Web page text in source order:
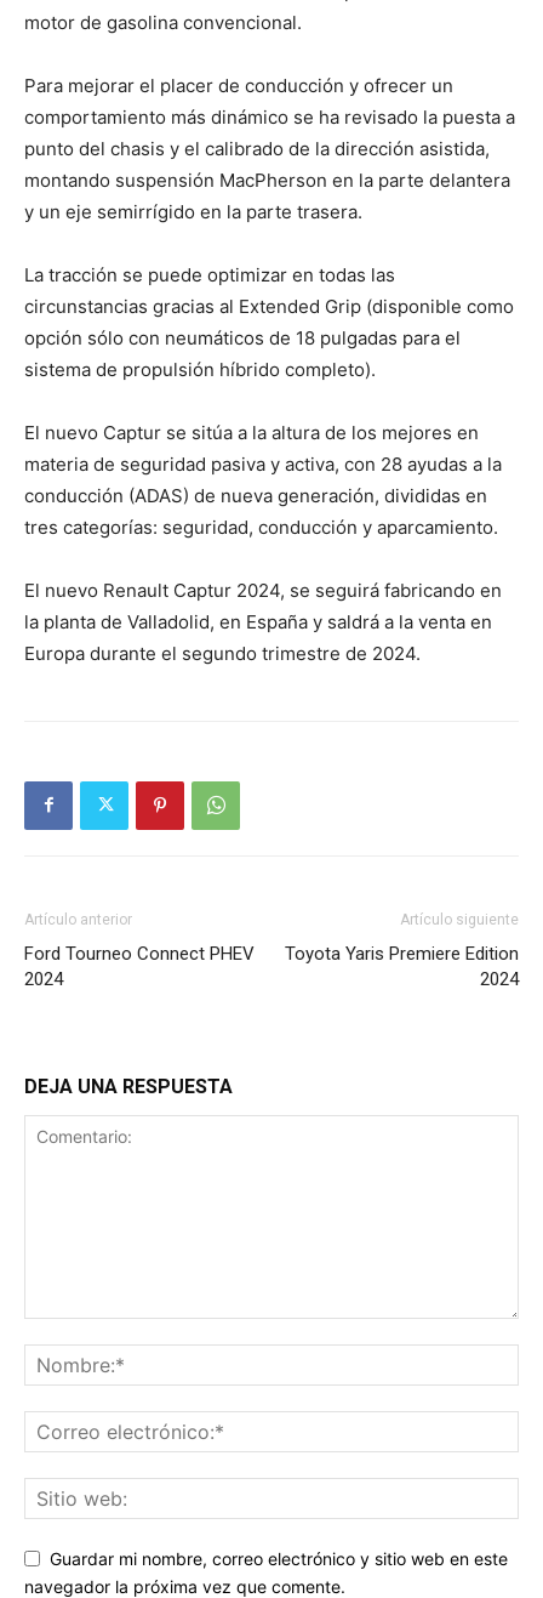
motor de gasolina convencional.
Para mejorar el placer de conducción y ofrecer un
comportamiento más dinámico se ha revisado la puesta a
punto del chasis y el calibrado de la dirección asistida,
montando suspensión MacPherson en la parte delantera
y un eje semirrígido en la parte trasera.
La tracción se puede optimizar en todas las
circunstancias gracias al Extended Grip (disponible como
opción sólo con neumáticos de 18 pulgadas para el
sistema de propulsión híbrido completo).
El nuevo Captur se sitúa a la altura de los mejores en
materia de seguridad pasiva y activa, con 28 ayudas a la
conducción (ADAS) de nueva generación, divididas en
tres categorías: seguridad, conducción y aparcamiento.
El nuevo Renault Captur 2024, se seguirá fabricando en
la planta de Valladolid, en España y saldrá a la venta en
Europa durante el segundo trimestre de 2024.
Artículo anterior
Ford Tourneo Connect PHEV
2024
Artículo siguiente
Toyota Yaris Premiere Edition
2024
DEJA UNA RESPUESTA
Guardar mi nombre, correo electrónico y sitio web en este
navegador la próxima vez que comente.